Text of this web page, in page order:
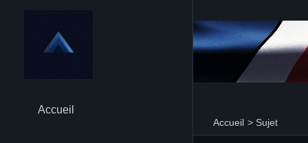
Accueil > Sujet
Accueil